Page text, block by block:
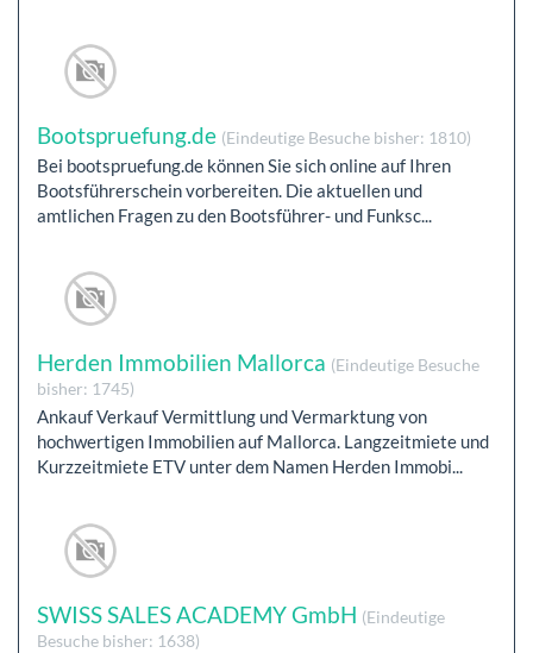
Bootspruefung.de (Eindeutige Besuche bisher: 1810)
Bei bootspruefung.de können Sie sich online auf Ihren
Bootsführerschein vorbereiten. Die aktuellen und
amtlichen Fragen zu den Bootsführer- und Funksc...
Herden Immobilien Mallorca (Eindeutige Besuche
bisher: 1745)
Ankauf Verkauf Vermittlung und Vermarktung von
hochwertigen Immobilien auf Mallorca. Langzeitmiete und
Kurzzeitmiete ETV unter dem Namen Herden Immobi...
SWISS SALES ACADEMY GmbH (Eindeutige
Besuche bisher: 1638)